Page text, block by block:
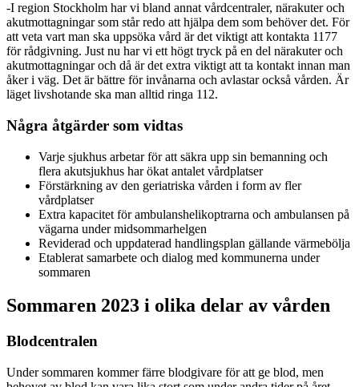
-I region Stockholm har vi bland annat vårdcentraler, närakuter och
akutmottagningar som står redo att hjälpa dem som behöver det. För
att veta vart man ska uppsöka vård är det viktigt att kontakta 1177
för rådgivning. Just nu har vi ett högt tryck på en del närakuter och
akutmottagningar och då är det extra viktigt att ta kontakt innan man
åker i väg. Det är bättre för invånarna och avlastar också vården. Är
läget livshotande ska man alltid ringa 112.
Några åtgärder som vidtas
Varje sjukhus arbetar för att säkra upp sin bemanning och
flera akutsjukhus har ökat antalet vårdplatser
Förstärkning av den geriatriska vården i form av fler
vårdplatser
Extra kapacitet för ambulanshelikoptrarna och ambulansen på
vägarna under midsommarhelgen
Reviderad och uppdaterad handlingsplan gällande värmebölja
Etablerat samarbete och dialog med kommunerna under
sommaren
Sommaren 2023 i olika delar av vården
Blodcentralen
Under sommaren kommer färre blodgivare för att ge blod, men